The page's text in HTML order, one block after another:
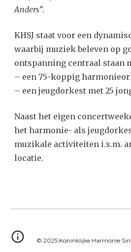
Anders”.
KHSJ staat voor een
waarbij muziek beleven op
ontspanning centraal staan
– een75-koppig
– een jeugdorkest met 25
Naast het eigen
het harmonie- als
muzikale activiteiten i.s.m.
locatie.
© 2025 Koninklijke Harmonie